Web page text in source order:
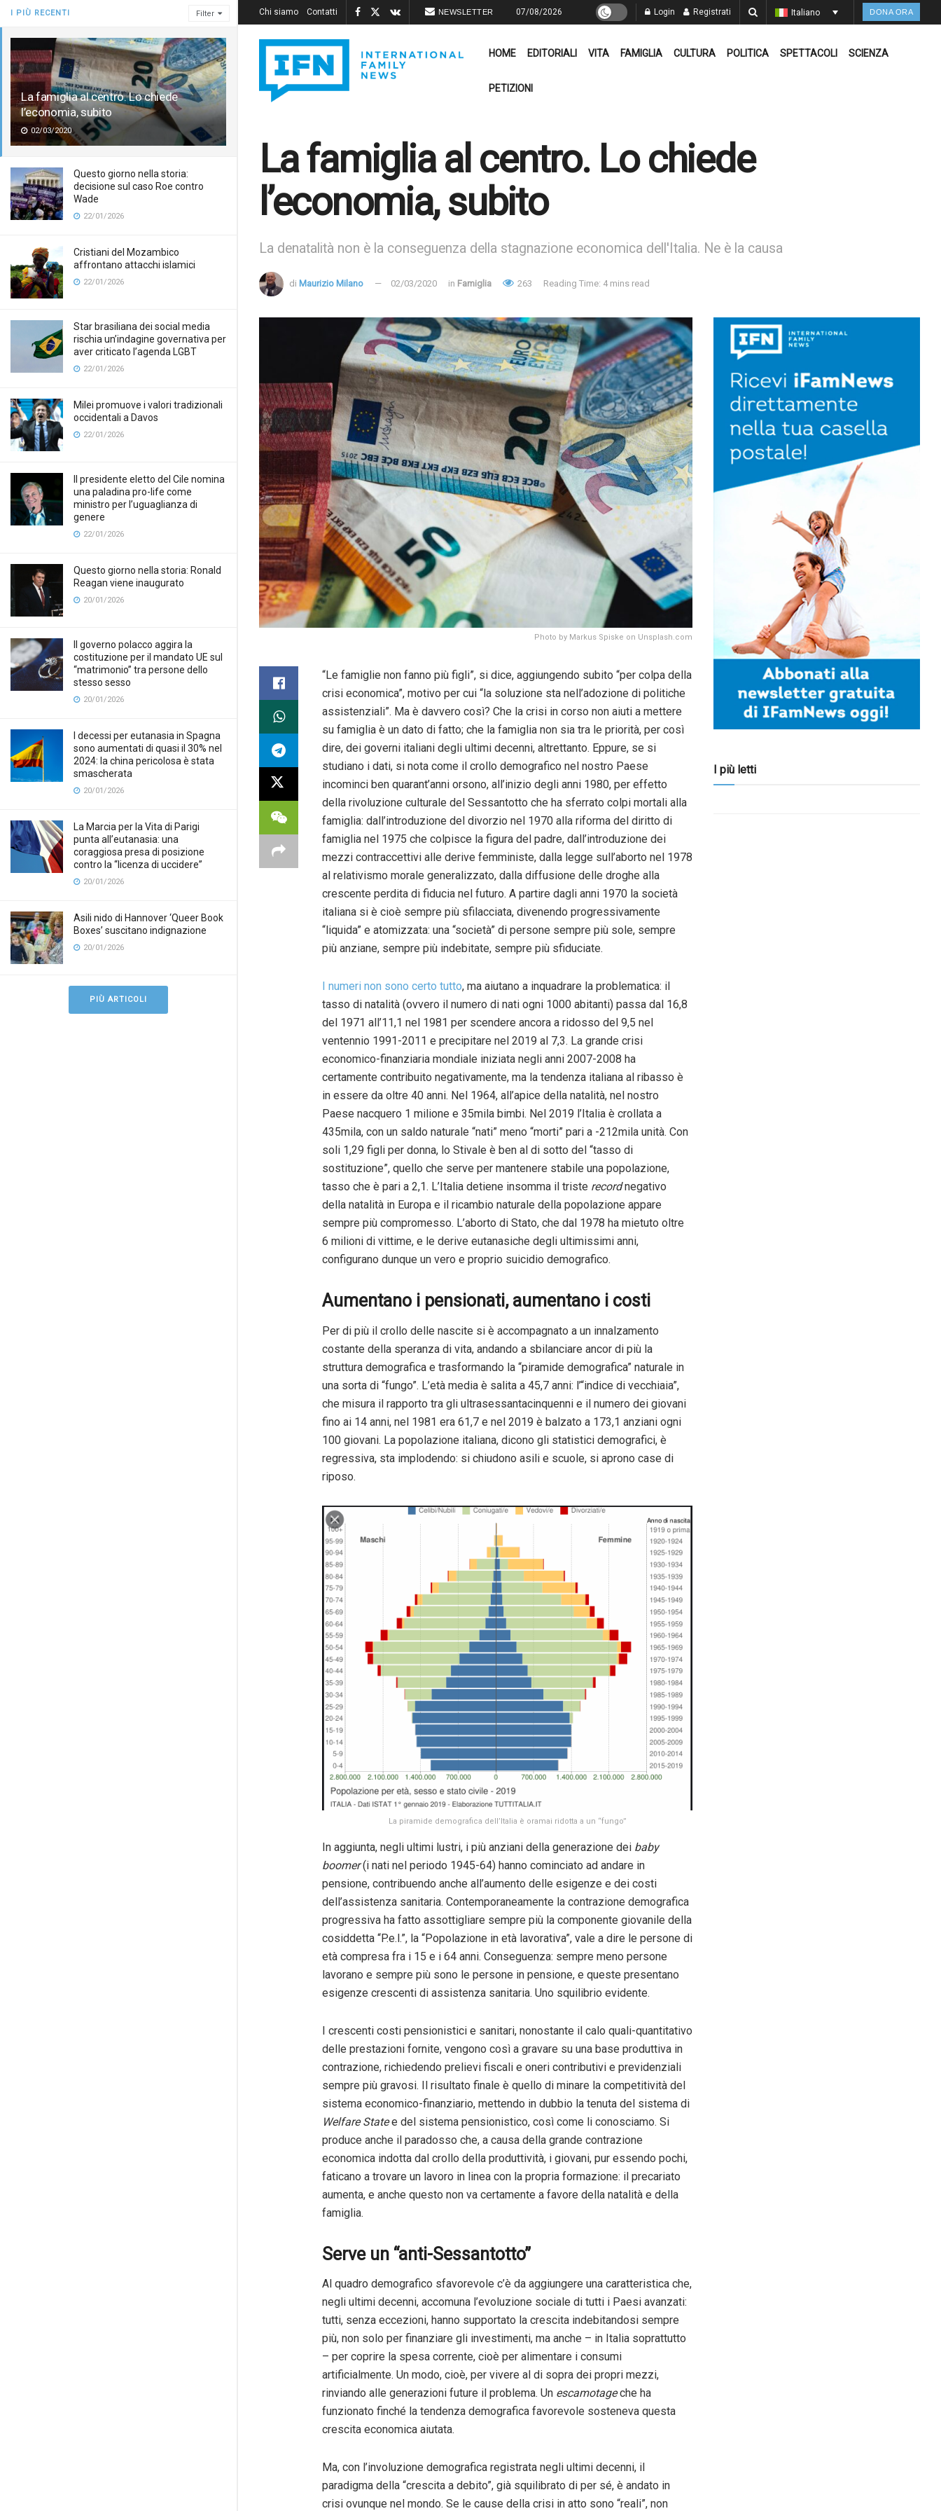
I PIÙ RECENTI Filter
La famiglia al centro. Lo chiede
l’economia, subito
02/03/2020
Questo giorno nella storia:
decisione sul caso Roe contro
Wade
22/01/2026
Cristiani del Mozambico
affrontano attacchi islamici
22/01/2026
Star brasiliana dei social media
rischia un’indagine governativa per
aver criticato l’agenda LGBT
22/01/2026
Milei promuove i valori tradizionali
occidentali a Davos
22/01/2026
Il presidente eletto del Cile nomina
una paladina pro-life come
ministro per l’uguaglianza di
genere
22/01/2026
Questo giorno nella storia: Ronald
Reagan viene inaugurato
20/01/2026
Il governo polacco aggira la
costituzione per il mandato UE sul
“matrimonio” tra persone dello
stesso sesso
20/01/2026
I decessi per eutanasia in Spagna
sono aumentati di quasi il 30% nel
2024: la china pericolosa è stata
smascherata
20/01/2026
La Marcia per la Vita di Parigi
punta all’eutanasia: una
coraggiosa presa di posizione
contro la “licenza di uccidere”
20/01/2026
Asili nido di Hannover ‘Queer Book
Boxes’ suscitano indignazione
20/01/2026
PIÙ ARTICOLI
Chi siamo Contatti NEWSLETTER 07/08/2026 Login Registrati Italiano DONA ORA
HOME EDITORIALI VITA FAMIGLIA CULTURA POLITICA SPETTACOLI SCIENZA
PETIZIONI
La famiglia al centro. Lo chiede
l’economia, subito
La denatalità non è la conseguenza della stagnazione economica dell'Italia. Ne è la causa
di Maurizio Milano 02/03/2020 in Famiglia 263 Reading Time: 4 mins read
Photo by Markus Spiske on Unsplash.com
“Le famiglie non fanno più figli”, si dice, aggiungendo subito “per colpa della
crisi economica”, motivo per cui “la soluzione sta nell’adozione di politiche
assistenziali”. Ma è davvero così? Che la crisi in corso non aiuti a mettere
su famiglia è un dato di fatto; che la famiglia non sia tra le priorità, per così
dire, dei governi italiani degli ultimi decenni, altrettanto. Eppure, se si
studiano i dati, si nota come il crollo demografico nel nostro Paese
incominci ben quarant’anni orsono, all’inizio degli anni 1980, per effetto
della rivoluzione culturale del Sessantotto che ha sferrato colpi mortali alla
famiglia: dall’introduzione del divorzio nel 1970 alla riforma del diritto di
famiglia nel 1975 che colpisce la figura del padre, dall’introduzione dei
mezzi contraccettivi alle derive femministe, dalla legge sull’aborto nel 1978
al relativismo morale generalizzato, dalla diffusione delle droghe alla
crescente perdita di fiducia nel futuro. A partire dagli anni 1970 la società
italiana si è cioè sempre più sfilacciata, divenendo progressivamente
“liquida” e atomizzata: una “società” di persone sempre più sole, sempre
più anziane, sempre più indebitate, sempre più sfiduciate.
I numeri non sono certo tutto, ma aiutano a inquadrare la problematica: il
tasso di natalità (ovvero il numero di nati ogni 1000 abitanti) passa dal 16,8
del 1971 all’11,1 nel 1981 per scendere ancora a ridosso del 9,5 nel
ventennio 1991-2011 e precipitare nel 2019 al 7,3. La grande crisi
economico-finanziaria mondiale iniziata negli anni 2007-2008 ha
certamente contribuito negativamente, ma la tendenza italiana al ribasso è
in essere da oltre 40 anni. Nel 1964, all’apice della natalità, nel nostro
Paese nacquero 1 milione e 35mila bimbi. Nel 2019 l’Italia è crollata a
435mila, con un saldo naturale “nati” meno “morti” pari a -212mila unità. Con
soli 1,29 figli per donna, lo Stivale è ben al di sotto del “tasso di
sostituzione”, quello che serve per mantenere stabile una popolazione,
tasso che è pari a 2,1. L’Italia detiene insomma il triste recordnegativo
della natalità in Europa e il ricambio naturale della popolazione appare
sempre più compromesso. L’aborto di Stato, che dal 1978 ha mietuto oltre
6 milioni di vittime, e le derive eutanasiche degli ultimissimi anni,
configurano dunque un vero e proprio suicidio demografico.
Aumentano i pensionati, aumentano i costi
Per di più il crollo delle nascite si è accompagnato a un innalzamento
costante della speranza di vita, andando a sbilanciare ancor di più la
struttura demografica e trasformando la “piramide demografica” naturale in
una sorta di “fungo”. L’età media è salita a 45,7 anni: l’“indice di vecchiaia”,
che misura il rapporto tra gli ultrasessantacinquenni e il numero dei giovani
fino ai 14 anni, nel 1981 era 61,7 e nel 2019 è balzato a 173,1 anziani ogni
100 giovani. La popolazione italiana, dicono gli statistici demografici, è
regressiva, sta implodendo: si chiudono asili e scuole, si aprono case di
riposo.
La piramide demografica dell’Italia è oramai ridotta a un “fungo”
In aggiunta, negli ultimi lustri, i più anziani della generazione dei baby
boomer(i nati nel periodo 1945-64) hanno cominciato ad andare in
pensione, contribuendo anche all’aumento delle esigenze e dei costi
dell’assistenza sanitaria. Contemporaneamente la contrazione demografica
progressiva ha fatto assottigliare sempre più la componente giovanile della
cosiddetta “P.e.l.”, la “Popolazione in età lavorativa”, vale a dire le persone di
età compresa fra i 15 e i 64 anni. Conseguenza: sempre meno persone
lavorano e sempre più sono le persone in pensione, e queste presentano
esigenze crescenti di assistenza sanitaria. Uno squilibrio evidente.
I crescenti costi pensionistici e sanitari, nonostante il calo quali-quantitativo
delle prestazioni fornite, vengono così a gravare su una base produttiva in
contrazione, richiedendo prelievi fiscali e oneri contributivi e previdenziali
sempre più gravosi. Il risultato finale è quello di minare la competitività del
sistema economico-finanziario, mettendo in dubbio la tenuta del sistema di
Welfare Statee del sistema pensionistico, così come li conosciamo. Si
produce anche il paradosso che, a causa della grande contrazione
economica indotta dal crollo della produttività, i giovani, pur essendo pochi,
faticano a trovare un lavoro in linea con la propria formazione: il precariato
aumenta, e anche questo non va certamente a favore della natalità e della
famiglia.
Serve un “anti-Sessantotto”
Al quadro demografico sfavorevole c’è da aggiungere una caratteristica che,
negli ultimi decenni, accomuna l’evoluzione sociale di tutti i Paesi avanzati:
tutti, senza eccezioni, hanno supportato la crescita indebitandosi sempre
più, non solo per finanziare gli investimenti, ma anche – in Italia soprattutto
– per coprire la spesa corrente, cioè per alimentare i consumi
artificialmente. Un modo, cioè, per vivere al di sopra dei propri mezzi,
rinviando alle generazioni future il problema. Un escamotageche ha
funzionato finché la tendenza demografica favorevole sosteneva questa
crescita economica aiutata.
Ma, con l’involuzione demografica registrata negli ultimi decenni, il
paradigma della “crescita a debito”, già squilibrato di per sé, è andato in
crisi ovunque nel mondo. Se le cause della crisi in atto sono “reali”, non
I più letti